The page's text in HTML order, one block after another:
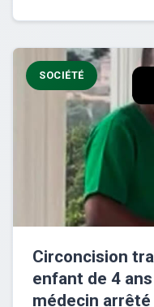
SOCIÉTÉ
Circoncision
enfant de 4
médecin arrêté